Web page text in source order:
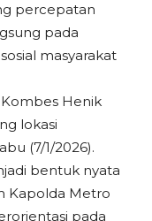
percepatan
pada
masyarakat
Henik
lokasi
(7/1/2026).
bentuk nyata
Kapolda Metro
pada